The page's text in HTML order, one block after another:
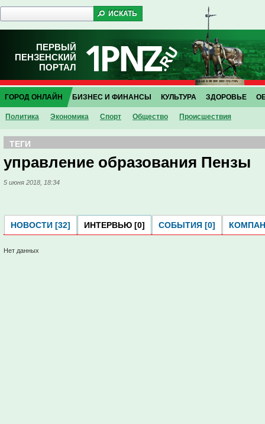
ПЕРВЫЙ
ПЕНЗЕНСКИЙ
ПОРТАЛ
ГОРОД ОНЛАЙН
Политика Экономика Спорт Общество Проиcшествия
БИЗНЕС И ФИНАНСЫ КУЛЬТУРА ЗДОРОВЬЕ
ТЕГИ
управление образования Пензы
5 июня 2018, 18:34
НОВОСТИ [32] ИНТЕРВЬЮ [0] СОБЫТИЯ [0]
Нет данных